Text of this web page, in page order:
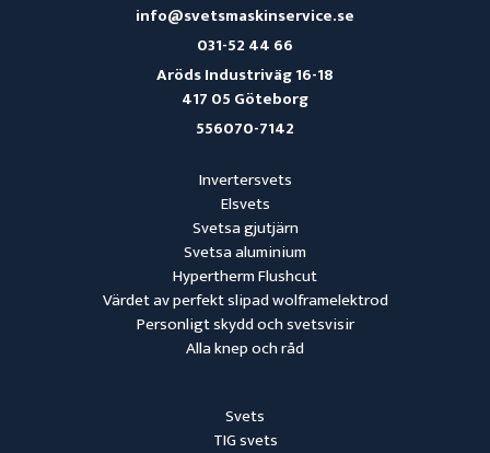
Svets
TIG svets
Invertersvets
Elsvets
Svetsa gjutjärn
Svetsa aluminium
Hypertherm Flushcut
Värdet av perfekt slipad wolframelektrod
Personligt skydd och svetsvisir
Alla knep och råd
info@svetsmaskinservice.se
031-52 44 66
Aröds Industriväg 16-18
417 05 Göteborg
556070-7142